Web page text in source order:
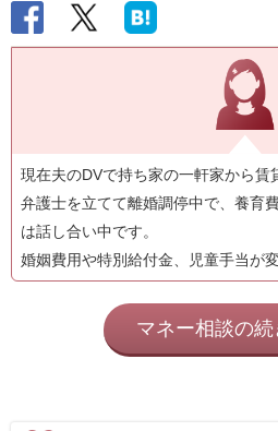
現在夫のDVで持ち家の一軒家から賃
弁護士を立てて離婚調停中で、養育
は話し合い中です。
婚姻費用や特別給付金、児童手当が
マネー相談の続